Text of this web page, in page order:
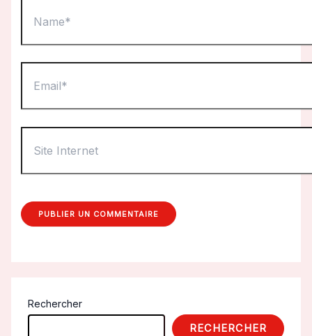
Internet
Rechercher
RECHERCHER